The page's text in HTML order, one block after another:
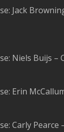
Jack
Niels Buijs –
Erin
Carly Pearce